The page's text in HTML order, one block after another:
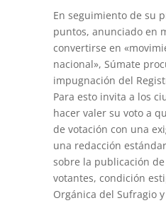
En seguimiento de su
puntos, anunciado en
convertirse en
nacional», Súmate
impugnación del
Para esto invita a los
hacer valer su voto a
de votación con una
una redacción
sobre la publicación
votantes, condición
Orgánica del Sufragio